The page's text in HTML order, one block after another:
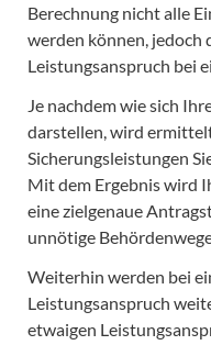
Berechnung nicht alle
werden können, jedoch
Leistungsanspruch bei
Je nachdem wie sich
darstellen, wird
Sicherungsleistungen
Mit dem Ergebnis wird
eine zielgenaue
unnötige
Weiterhin werden bei
Leistungsanspruch
etwaigen